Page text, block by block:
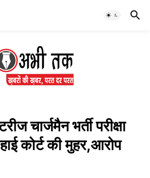
चार्जमैन भर्ती परीक्षा
कोर्ट की मुहर,आरोप